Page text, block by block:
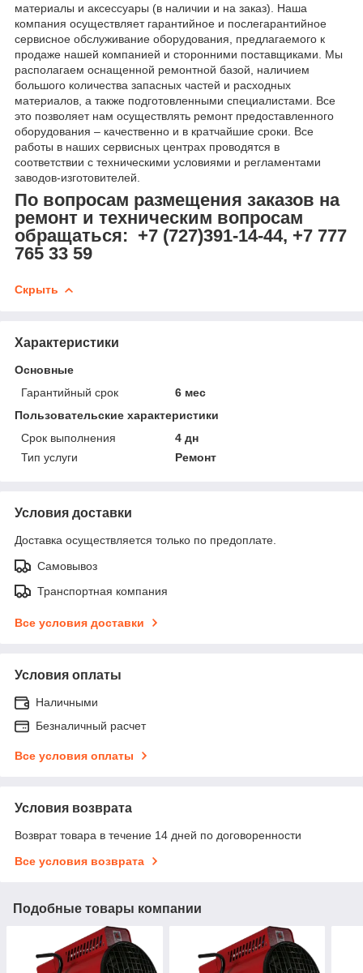
материалы и аксессуары (в наличии и на заказ). Наша
компания осуществляет гарантийное и послегарантийное
сервисное обслуживание оборудования, предлагаемого к
продаже нашей компанией и сторонними поставщиками. Мы
располагаем оснащенной ремонтной базой, наличием
большого количества запасных частей и расходных
материалов, а также подготовленными специалистами. Все
это позволяет нам осуществлять ремонт предоставленного
оборудования – качественно и в кратчайшие сроки. Все
работы в наших сервисных центрах проводятся в
соответствии с техническими условиями и регламентами
заводов-изготовителей.
По вопросам размещения заказов на
ремонт и техническим вопросам
обращаться: +7 (727)391-14-44, +7 777
765 33 59
Скрыть
Характеристики
Основные
Гарантийный срок
6 мес
Пользовательские характеристики
Срок выполнения
4 дн
Тип услуги
Ремонт
Условия доставки
Доставка осуществляется только по предоплате.
Самовывоз
Транспортная компания
Все условия доставки
Условия оплаты
Наличными
Безналичный расчет
Все условия оплаты
Условия возврата
Возврат товара в течение 14 дней по договоренности
Все условия возврата
Подобные товары компании